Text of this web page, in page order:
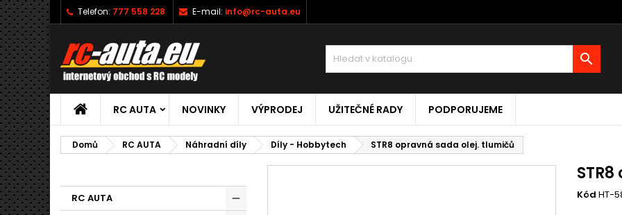
Telefon: 777 558 228 E-mail: info@rc-auta.eu

RC AUTA NOVINKY VÝPRODEJ UŽITEČNÉ RADY PODPORUJEME
Domů RC AUTA Náhradní díly Díly - Hobbytech STR8 opravná sada olej. tlumičů
RC AUTA
Kód HT-